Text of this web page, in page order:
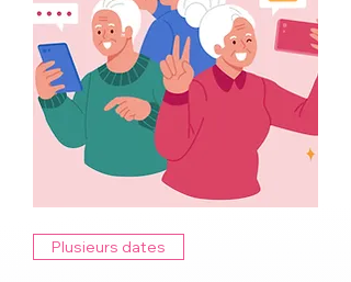
Plusieurs dates